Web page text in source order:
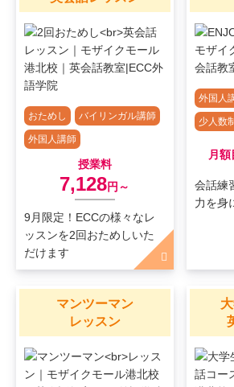
おためし バイリンガル講師
外国人講師
授業料
7,128円～
9月限定！ECCの様々なレ
ッスンを2回おためしいた
だけます
外国人
少人数
月
会話練
力を身
マンツーマン
レッスン